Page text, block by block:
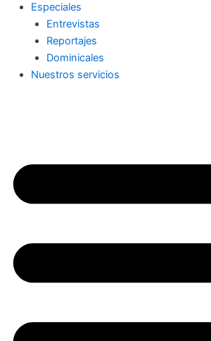
Especiales
Entrevistas
Reportajes
Dominicales
Nuestros servicios